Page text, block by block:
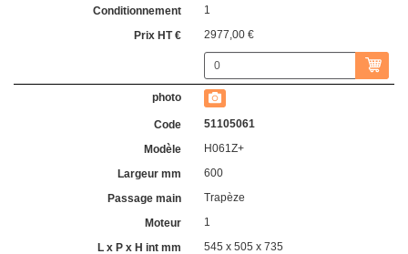
1
2977,00 €
51105061
H061Z+
600
Trapèze
1
545 x 505 x 735